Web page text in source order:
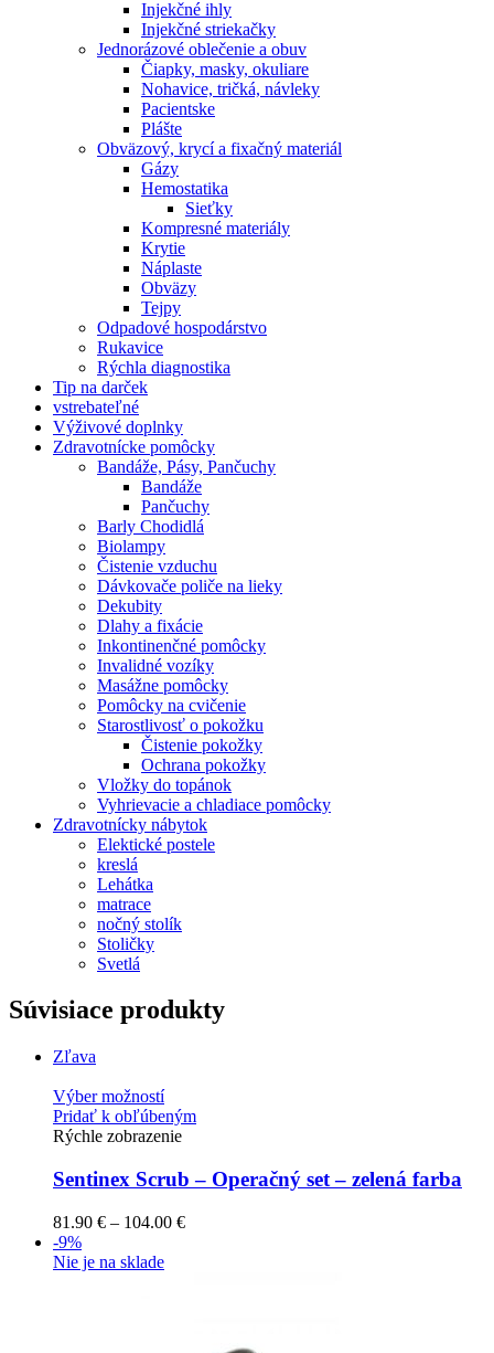
Injekčné ihly
Injekčné striekačky
Jednorázové oblečenie a obuv
Čiapky, masky, okuliare
Nohavice, tričká, návleky
Pacientske
Plášte
Obväzový, krycí a fixačný materiál
Gázy
Hemostatika
Sieťky
Kompresné materiály
Krytie
Náplaste
Obväzy
Tejpy
Odpadové hospodárstvo
Rukavice
Rýchla diagnostika
Tip na darček
vstrebateľné
Výživové doplnky
Zdravotnícke pomôcky
Bandáže, Pásy, Pančuchy
Bandáže
Pančuchy
Barly Chodidlá
Biolampy
Čistenie vzduchu
Dávkovače poliče na lieky
Dekubity
Dlahy a fixácie
Inkontinenčné pomôcky
Invalidné vozíky
Masážne pomôcky
Pomôcky na cvičenie
Starostlivosť o pokožku
Čistenie pokožky
Ochrana pokožky
Vložky do topánok
Vyhrievacie a chladiace pomôcky
Zdravotnícky nábytok
Elektické postele
kreslá
Lehátka
matrace
nočný stolík
Stoličky
Svetlá
Súvisiace produkty
Zľava
Výber možností
Pridať k obľúbeným
Rýchle zobrazenie
Sentinex Scrub – Operačný set – zelená farba
81.90 € – 104.00 €
-9%
Nie je na sklade